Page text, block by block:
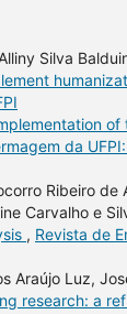
Silva
da
Ribeiro de
Carvalho e
, Revista de
Araújo Luz,
research: a